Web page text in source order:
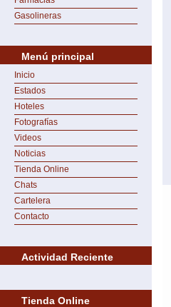
Gasolineras
Menú principal
Inicio
Estados
Hoteles
Fotografías
Videos
Noticias
Tienda Online
Chats
Cartelera
Contacto
Actividad Reciente
Tienda Online